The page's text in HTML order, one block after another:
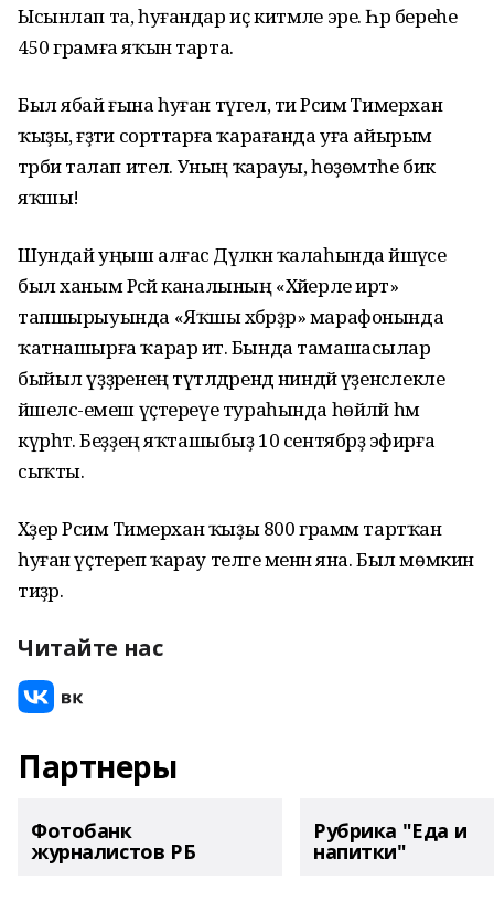
Ысынлап та, һуғандар иҫ китмәле эре. Һәр береһе
450 грамға яҡын тарта.
Был ябай ғына һуған түгел, ти Рәсимә Тимерхан
ҡыҙы, ғәҙәти сорттарға ҡарағанда уға айырым
тәрбиә талап ителә. Уның ҡарауы, һөҙөмтәһе бик
яҡшы!
Шундай уңыш алғас Дәүләкән ҡалаһында йәшәүсе
был ханым Рәсәй каналының «Хәйерле иртә»
тапшырыуында «Яҡшы хәбәрҙәр» марафонында
ҡатнашырға ҡарар итә. Бында тамашасылар
быйыл үҙҙәренең түтәлдәрендә ниндәй үҙенсәлекле
йәшелсә-емеш үҫтереүе тураһында һөйләй һәм
күрһәтә. Беҙҙең яҡташыбыҙ 10 сентябрҙә эфирға
сыҡты.
Хәҙер Рәсимә Тимерхан ҡыҙы 800 грамм тартҡан
һуған үҫтереп ҡарау теләге менән яна. Был мөмкин
тиҙәр.
Читайте нас
Партнеры
Фотобанк
журналистов РБ
Рубрика "Еда и
напитки"